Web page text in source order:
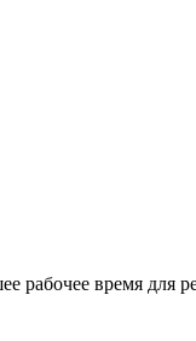
рабочее время для